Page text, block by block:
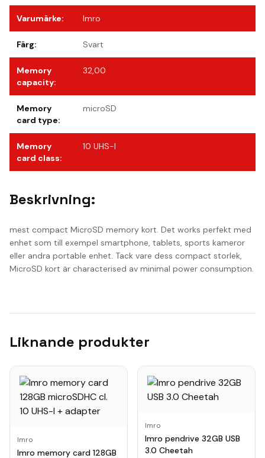
Varumärke: Imro
Färg: Svart
Memory
capacity:
32,00
Memory
card type:
microSD
Memory
card class:
10 UHS-I
Beskrivning:
mest compact MicroSD memory kort. Det works perfekt med
enhet som till exempel smartphone, tablets, sports kameror
eller andra portable enhet. Tack vare dess compact storlek,
MicroSD kort är characterised av minimal power consumption.
Liknande produkter
Imro
Imro memory card 128GB
Imro
Imro pendrive 32GB USB
3.0 Cheetah